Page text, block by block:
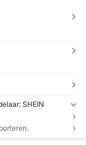
SHEIN